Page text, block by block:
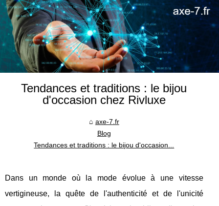
Tendances et traditions : le bijou
d'occasion chez Rivluxe
axe-7.fr
Blog
Tendances et traditions : le bijou d'occasion...
Dans un monde où la mode évolue à une vitesse
vertigineuse, la quête de l'authenticité et de l'unicité